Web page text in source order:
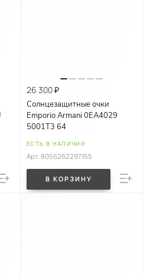
26 300 ₽
Солнцезащитные очки
Emporio Armani 0EA4029
5001T3 64
ЕСТЬ В НАЛИЧИИ
Арт. 8056262297155
В КОРЗИНУ